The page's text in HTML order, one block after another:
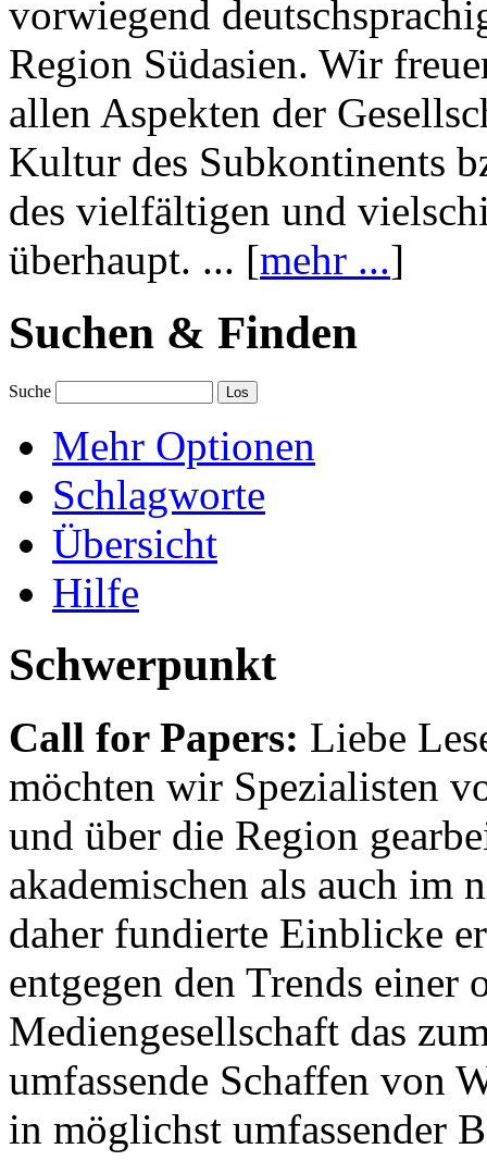
vorwiegend
Region Südasien. Wir
allen Aspekten der
Kultur des Subkontinents
des vielfältigen und
überhaupt. ... [mehr ...]
Suchen & Finden
Suche
Mehr Optionen
Schlagworte
Übersicht
Hilfe
Schwerpunkt
Call for Papers: Liebe
möchten wir Spezialisten
und über die Region
akademischen als auch im
daher fundierte Einblicke
entgegen den Trends einer
Mediengesellschaft das
umfassende Schaffen von
in möglichst umfassender